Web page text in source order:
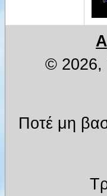
© 2026,
Ποτέ μη